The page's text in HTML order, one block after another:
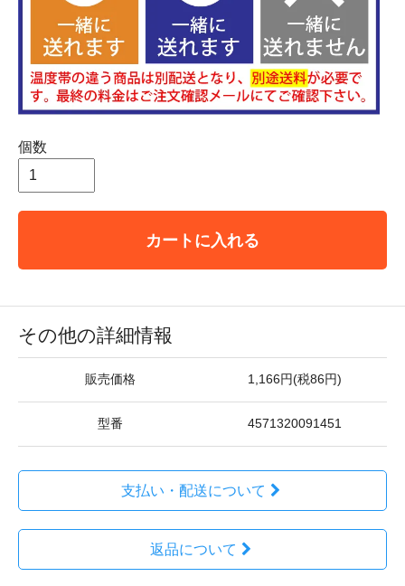
個数
カートに入れる
その他の詳細情報
販売価格 1,166円(税86円)
型番 4571320091451
支払い・配送について
返品について